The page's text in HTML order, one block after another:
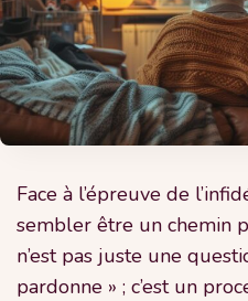
Face à l’épreuve de
sembler être un chemin
n’est pas juste une
pardonne » ; c’est un